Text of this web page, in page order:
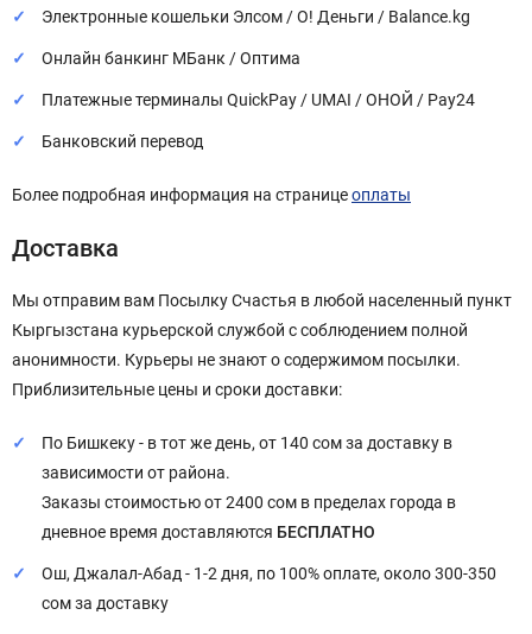
Электронные кошельки Элсом / О! Деньги / Balance.kg
Онлайн банкинг МБанк / Оптима
Платежные терминалы QuickPay / UMAI / ОНОЙ / Pay24
Банковский перевод
Более подробная информация на страницеоплаты
Доставка
Мы отправим вам Посылку Счастья в любой населенный пункт
Кыргызстана курьерской службой с соблюдением полной
анонимности. Курьеры не знают о содержимом посылки.
Приблизительные цены и сроки доставки:
По Бишкеку - в тот же день, от 140 сом за доставку в
зависимости от района.
Заказы стоимостью от 2400 сом в пределах города в
дневное время доставляются БЕСПЛАТНО
Ош, Джалал-Абад - 1-2 дня, по 100% оплате, около 300-350
сом за доставку